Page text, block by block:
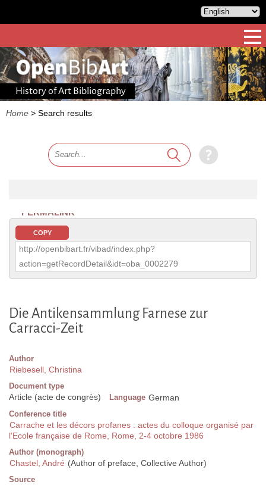
History of Art Bibliography
Home > Search results
PERMALINK
COPY
http://openbibart.fr/vibad/index.php?
action=getRecordDetail&idt=oba_0002279
Die Antikensammlung Farnese zur
Carracci-Zeit
Author
Riebesell, Christina
Document type
Article (acte de congrès) Language German
Conference title
Carrache et les décors profanes : actes du colloque organisé par
l'Ecole française de Rome, Rome, 2-4 octobre 1986
Author (monograph)
Chastel, André (Author of preface, Collective Author)
Source